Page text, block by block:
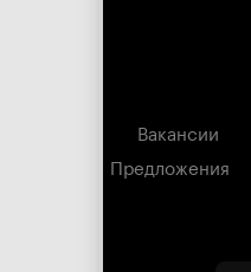
Вакансии
Предложения